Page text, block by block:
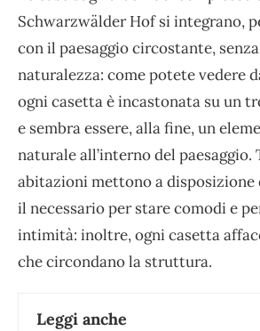
Schwarzwälder Hof si integrano,
con il paesaggio circostante,
naturalezza: come potete vedere
ogni casetta è incastonata su un
e sembra essere, alla fine, un
naturale all’interno del paesaggio.
abitazioni mettono a
il necessario per stare comodi e
intimità: inoltre, ogni casetta
che circondano la struttura.
Leggi anche